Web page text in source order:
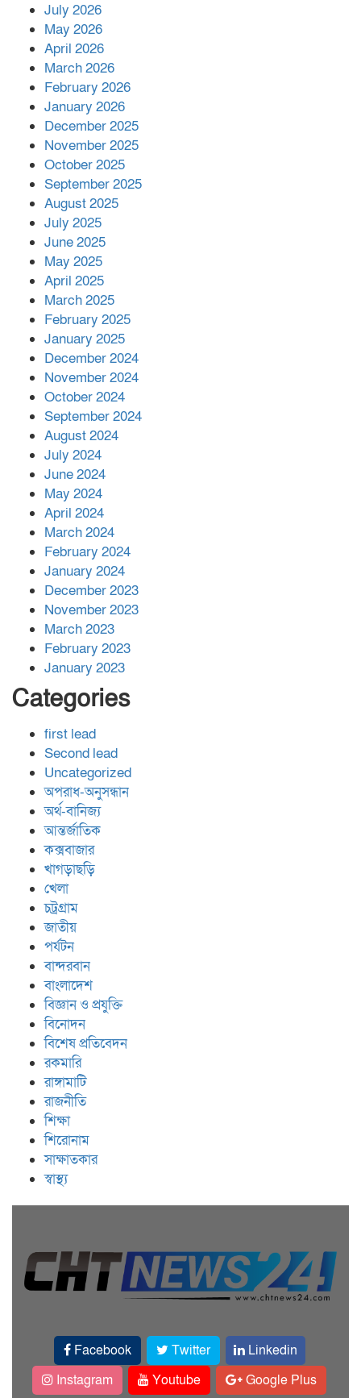
পর ফোন তারেক রহমানের,গ্যাস সঙ্কট
সহায়তা দিলেন সাচিং প্রু জেরী
July 2026
May 2026
April 2026
March 2026
February 2026
January 2026
December 2025
November 2025
October 2025
September 2025
August 2025
July 2025
June 2025
May 2025
April 2025
March 2025
February 2025
January 2025
December 2024
November 2024
October 2024
September 2024
August 2024
July 2024
June 2024
May 2024
April 2024
March 2024
February 2024
January 2024
December 2023
November 2023
March 2023
February 2023
January 2023
Categories
first lead
Second lead
Uncategorized
অপরাধ-অনুসন্ধান
অর্থ-বানিজ্য
আন্তর্জাতিক
কক্সবাজার
খাগড়াছড়ি
খেলা
চট্রগ্রাম
জাতীয়
পর্যটন
বান্দরবান
বাংলাদেশ
বিজ্ঞান ও প্রযুক্তি
বিনোদন
বিশেষ প্রতিবেদন
রকমারি
রাঙ্গামাটি
রাজনীতি
শিক্ষা
শিরোনাম
সাক্ষাতকার
স্বাস্থ্য
Facebook Twitter
Linkedin
Instagram
Youtube Google Plus